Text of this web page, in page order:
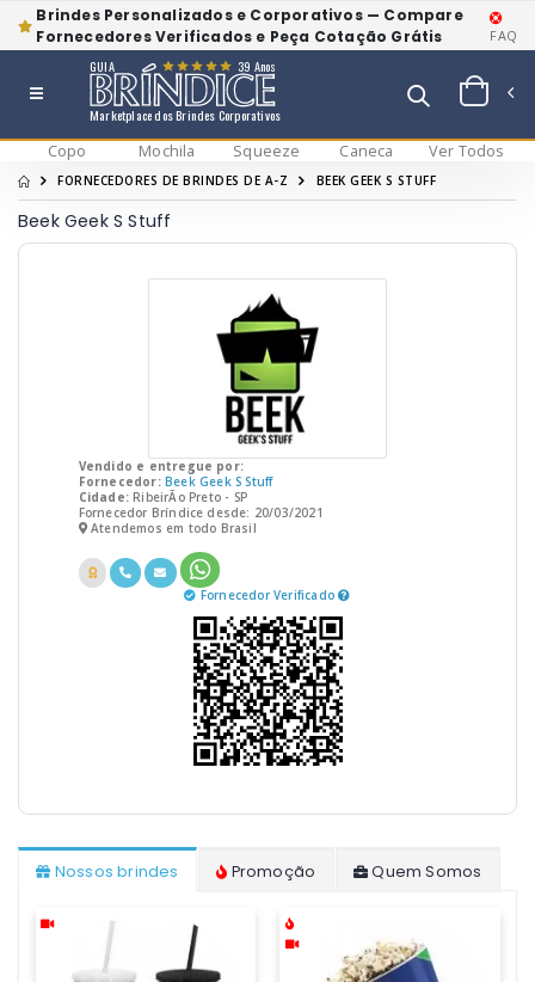
Brindes Personalizados e Corporativos — Compare
Fornecedores Verificados e Peça Cotação Grátis
FAQ
Marketplace dos Brindes Corporativos
GUIA 39 Anos
Copo Mochila Squeeze Caneca Ver Todos
FORNECEDORES DE BRINDES DE A-Z BEEK GEEK S STUFF
Beek Geek S Stuff
Vendido e entregue por:
Fornecedor: Beek Geek S Stuff
Cidade:RibeirÃo Preto - SP
Fornecedor Bríndice desde: 20/03/2021
Atendemos em todo Brasil
Fornecedor Verificado
Nossos brindes Promoção Quem Somos